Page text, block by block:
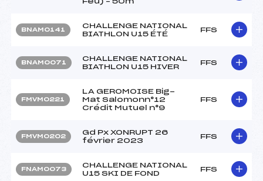
BNAM0141
CHALLENGE NATIONAL
BIATHLON U15 ÉTÉ
FFS
BNAM0071
CHALLENGE NATIONAL
BIATHLON U15 HIVER
FFS
FMVM0221
LA GEROMOISE Big-
Mat Salomonn°12
Crédit Mutuel n°9
FFS
FMVM0202
Gd Px XONRUPT 26
février 2023
FFS
FNAM0073
CHALLENGE NATIONAL
U15 SKI DE FOND
FFS